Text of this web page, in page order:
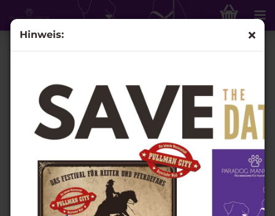
Hinweis:
Schädel / Totenkopf groß - Gesicht beidseitig